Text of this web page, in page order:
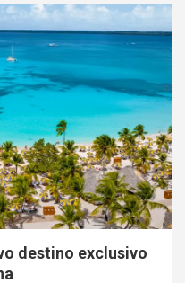
destino exclusivo